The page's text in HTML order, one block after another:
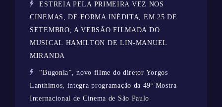
ESTREIA PELA PRIMEIRA VEZ NOS
CINEMAS, DE FORMA INÉDITA, EM 25 DE
SETEMBRO, A VERSÃO FILMADA DO
MUSICAL HAMILTON DE LIN-MANUEL
MIRANDA
“Bugonia”, novo filme do diretor Yorgos
Lanthimos, integra programação da 49ª Mostra
Internacional de Cinema de São Paulo